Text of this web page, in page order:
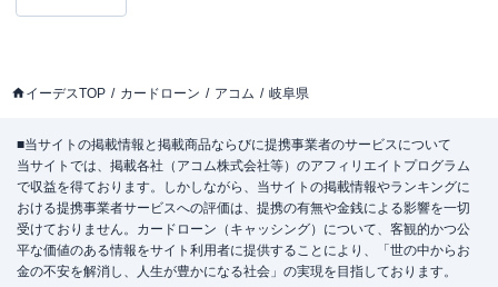
イーデスTOP カードローン アコム 岐阜県
■当サイトの掲載情報と掲載商品ならびに提携事業者のサービスについて
当サイトでは、掲載各社（アコム株式会社等）のアフィリエイトプログラム
で収益を得ております。しかしながら、当サイトの掲載情報やランキングに
おける提携事業者サービスへの評価は、提携の有無や金銭による影響を一切
受けておりません。カードローン（キャッシング）について、客観的かつ公
平な価値のある情報をサイト利用者に提供することにより、「世の中からお
金の不安を解消し、人生が豊かになる社会」の実現を目指しております。